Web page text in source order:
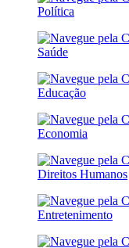
Política
Saúde
Educação
Economia
Direitos Humanos
Entretenimento